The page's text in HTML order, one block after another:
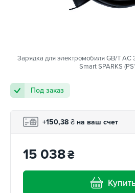
Зарядка для электромобиля GB/T AC
Smart SPARKS
Под заказ
+150,38 ₴ на ваш счет
15 038₴